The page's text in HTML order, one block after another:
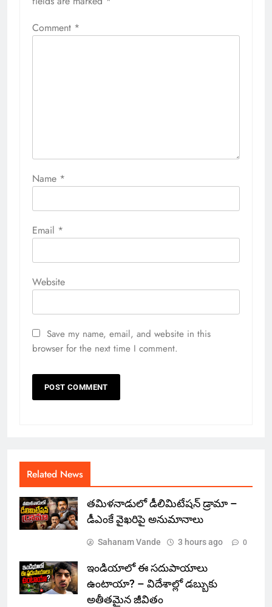
Comment *
Name *
Email *
Website
Save my name, email, and website in this
browser for the next time I comment.
Related News
తమిళనాడులో డీలిమిటేషన్ డ్రామా –
డీఎంకే వైఖరిపై అనుమానాలు
Sahanam Vande 3 hours ago 0
ఇండియాలో‌ ఈ సదుపాయాలు
ఉంటాయా? – విదేశాల్లో డబ్బుకు
అతీతమైన జీవితం